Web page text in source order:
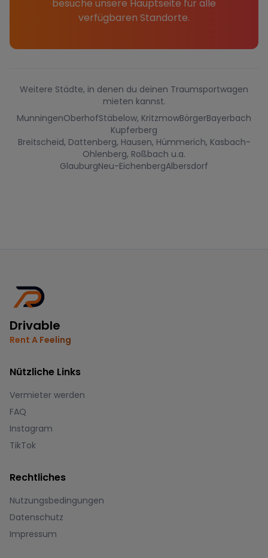
besuche unsere Hauptseite für alle
verfügbaren Standorte.
Weitere Städte, in denen du deinen Traumsportwagen
mieten kannst.
MunningenOberhofStäbelow, KritzmowBörgerBayerbach
Kupferberg
Breitscheid, Dattenberg, Hausen, Hümmerich, Kasbach-
Ohlenberg, Roßbach u.a.
GlauburgNeu-EichenbergAlbersdorf
Drivable
Rent A Feeling
Nützliche Links
Vermieter werden
FAQ
Instagram
TikTok
Rechtliches
Nutzungsbedingungen
Datenschutz
Impressum